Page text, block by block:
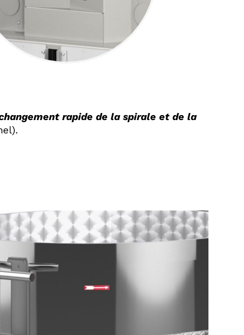
rapide de la spirale et de la